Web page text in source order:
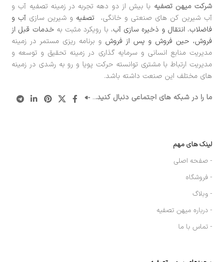
شرکت میهن تصفیه با بیش از دو دهه تجربه در زمینه تصفیه آب و
آب شیرین کن های صنعتی و خانگی،
تصفیه و شیرین سازی آب و
فاضلاب، انتقال و ذخیره سازی آب، با رویکرد مثبت به خدمات قبل از
فروش، حین فروش و پس از فروش و برنامه ریزی مستمر در زمینه
مدیریت منابع انسانی و سرمایه گذاری در زمینه تحقیق و توسعه و
مدیریت ارتباط با مشتری توانسته حرکت پویا و رو به رشدی در زمینه
های مختلف این صنعت داشته باشد.
ما را در شبکه های اجتماعی دنبال کنید...
لینک های مهم
- صفحه اصلی
- فروشگاه
- وبلاگ
- درباره میهن تصفیه
- تماس با ما